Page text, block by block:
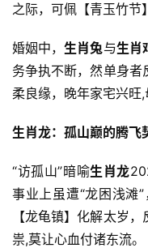
之际，可佩【青玉竹节
婚姻中，生肖兔与生肖
务争执不断，然单身者
柔良缘，晚年家宅兴旺,
生肖龙：孤山巅的腾飞
“访孤山”暗喻生肖龙
事业上虽遭“龙困浅滩
【龙龟镇】化解太岁
祟,莫让心血付诸东流。